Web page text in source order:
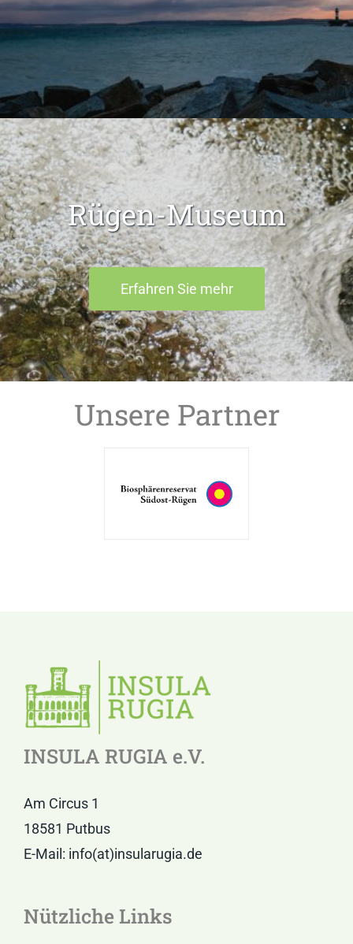
Rügen-Museum
Erfahren Sie mehr
Unsere Partner
INSULA RUGIA e.V.
Am Circus 1
18581 Putbus
E-Mail: info(at)insularugia.de
Nützliche Links